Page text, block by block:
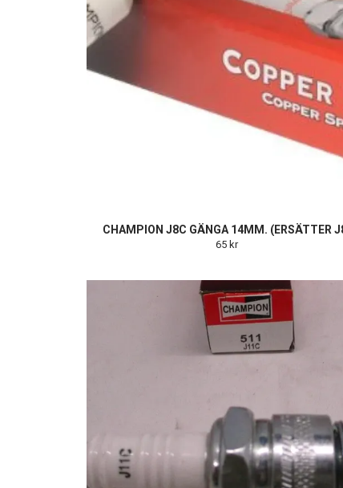
CHAMPION J8C GÄNGA 14MM. (ERSÄTTER
65 kr